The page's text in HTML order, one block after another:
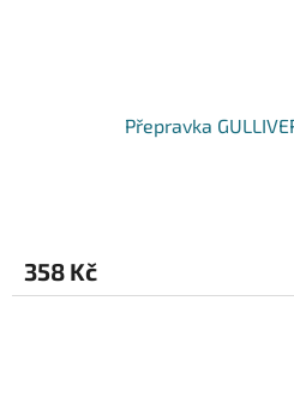
Přepravka
358 Kč